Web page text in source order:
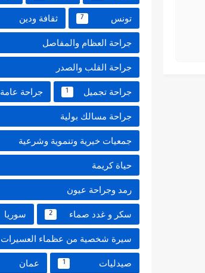
تونس 7 ثقافة ودين
جراحة العظام والمفاصل
جراحة القلب والصدر
جراحة تجميل 1 جراحة عامة
جراحة مسالك بولية
جمعيات خيرية وتنموية وشرعية
حياة كريمة
رمد وجراحة عيون
سكر و غدد صماء 2 سوريا
سيرة شخصية من عظماء العسيرات
صيدليات 1 عمان